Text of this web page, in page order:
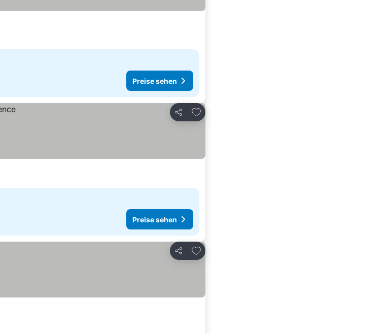
Preise sehen
Teilen
Zu Favoriten hinzufügen
Preise sehen
Teilen
Zu Favoriten hinzufügen